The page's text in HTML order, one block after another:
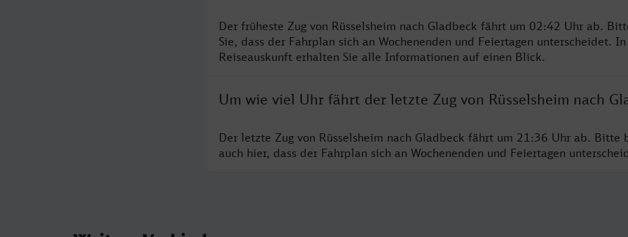
Der früheste Zug von Rüsselsheim nach Gladbeck fährt um 02:42 Uhr ab.
Sie, dass der Fahrplan sich an Wochenenden und Feiertagen unterscheidet.
Reiseauskunft erhalten Sie alle Informationen auf einen Blick.
Um wie viel Uhr fährt der letzte Zug von Rüsselsheim nach
Der letzte Zug von Rüsselsheim nach Gladbeck fährt um 21:36 Uhr ab. Bitte
auch hier, dass der Fahrplan sich an Wochenenden und Feiertagen